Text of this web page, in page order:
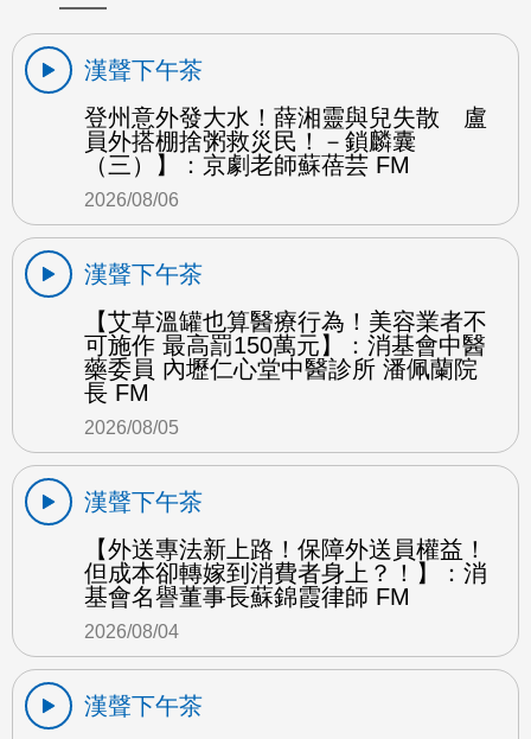
漢聲下午茶
登州意外發大水！薛湘靈與兒失散 盧
員外搭棚捨粥救災民！－鎖麟囊
（三）】：京劇老師蘇蓓芸 FM
2026/08/06
漢聲下午茶
【艾草溫罐也算醫療行為！美容業者不
可施作 最高罰150萬元】：消基會中醫
藥委員 內壢仁心堂中醫診所 潘佩蘭院
長 FM
2026/08/05
漢聲下午茶
【外送專法新上路！保障外送員權益！
但成本卻轉嫁到消費者身上？！】：消
基會名譽董事長蘇錦霞律師 FM
2026/08/04
漢聲下午茶